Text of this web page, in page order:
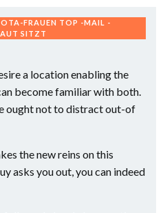
FRAUEN TOP -MAIL -
SITZT
a location enabling the
become familiar with both.
ought not to distract out-of
the new reins on this
asks you out, you can indeed